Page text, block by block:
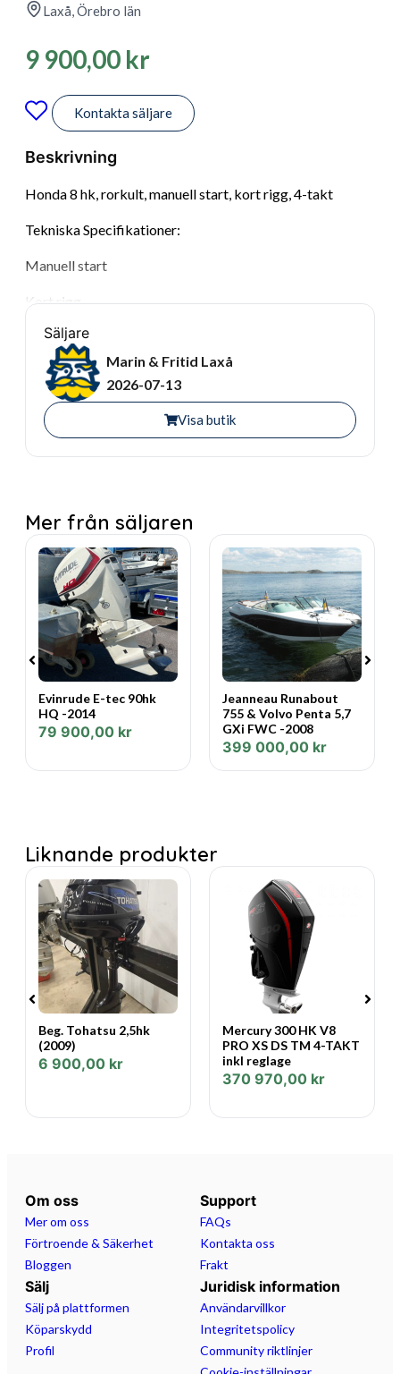
Laxå, Örebro län
9 900,00 kr
Kontakta säljare
Beskrivning
Honda 8 hk, rorkult, manuell start, kort rigg, 4-takt
Tekniska Specifikationer:
Manuell start
Kort rigg
Rorkult
4-takt
2-cylindrar
Motorn finns i våran Laxå butik för visning, kika gärna
Varmt välkomna önskar vi från Marin & Fritid!
Säljare
Marin & Fritid Laxå
2026-07-13
Visa butik
Mer från säljaren
Evinrude E-tec 90hk
HQ -2014
79 900,00 kr
Jeanneau Runabout
755 & Volvo Penta 5,7
GXi FWC -2008
399 000,00 kr
Liknande produkter
Beg. Tohatsu 2,5hk
(2009)
6 900,00 kr
Mercury 300 HK V8
PRO XS DS TM 4-TAKT
inkl reglage
370 970,00 kr
Om oss
Mer om oss
Förtroende & Säkerhet
Bloggen
Support
FAQs
Kontakta oss
Frakt
Sälj
Sälj på plattformen
Köparskydd
Profil
Juridisk information
Användarvillkor
Integritetspolicy
Community riktlinjer